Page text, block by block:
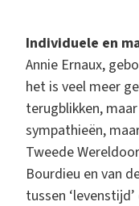
Individuele en
Annie Ernaux,
het is veel meer
terugblikken,
sympathieën,
Tweede
Bourdieu en van
tussen